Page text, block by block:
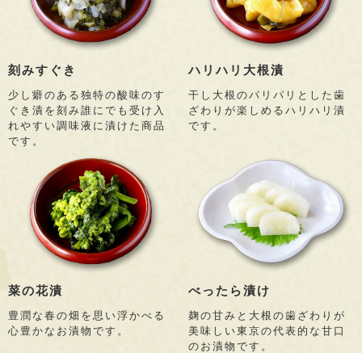
刻みすぐき
少し癖のある独特の酸味のす
ぐき漬を刻み誰にでも受け入
れやすい調味液に漬けた商品
です。
ハリハリ大根漬
干し大根のパリパリとした歯
ざわりが楽しめるハリハリ漬
です。
菜の花漬
豊潤な春の畑を思い浮かべる
心豊かなお漬物です。
べったら漬け
麹の甘みと大根の歯ざわりが
美味しい東京の代表的な甘口
のお漬物です。